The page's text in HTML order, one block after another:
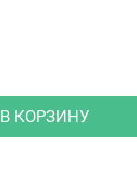
В КОРЗИНУ